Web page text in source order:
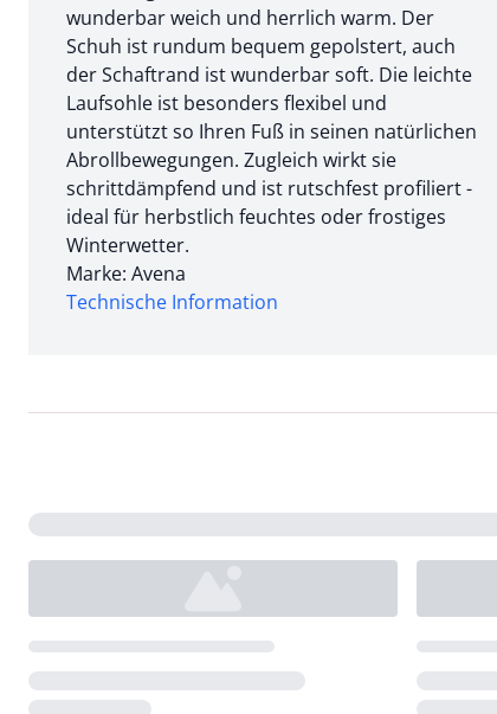
wunderbar weich und herrlich warm. Der
Schuh ist rundum bequem gepolstert, auch
der Schaftrand ist wunderbar soft. Die leichte
Laufsohle ist besonders flexibel und
unterstützt so Ihren Fuß in seinen natürlichen
Abrollbewegungen. Zugleich wirkt sie
schrittdämpfend und ist rutschfest profiliert -
ideal für herbstlich feuchtes oder frostiges
Winterwetter.
Marke: Avena
Technische Information